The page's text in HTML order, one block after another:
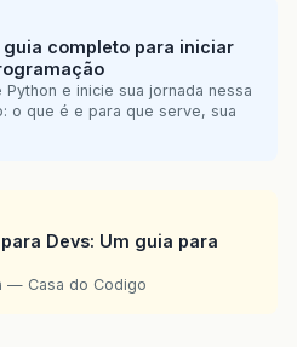
completo para iniciar
e inicie sua jornada nessa
o que é e para que serve, sua
Devs: Um guia para
— Casa do Codigo